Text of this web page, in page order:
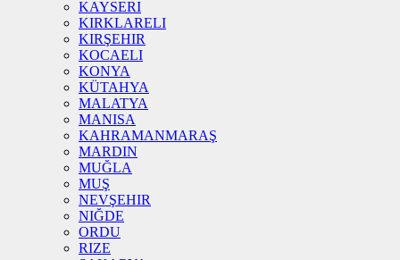
KAYSERI
KIRKLARELI
KIRŞEHIR
KOCAELI
KONYA
KÜTAHYA
MALATYA
MANISA
KAHRAMANMARAŞ
MARDIN
MUĞLA
MUŞ
NEVŞEHIR
NIĞDE
ORDU
RIZE